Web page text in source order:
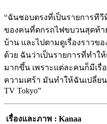
“ฉันชอบตรงที่เป็นรายการที
ของคนที่ตกรถไฟขบวนสุดท้า
บ้าน และไปตามดูเรื่องราวข
ด้วย ฉันว่าเป็นรายการที่ทำใ
มากขึ้น เพราะแต่ละคนก็มีเรื่
ความเศร้า มันทำให้ฉันเปลี่ย
TV Tokyo”
เรื่องและภาพ : Kanaa